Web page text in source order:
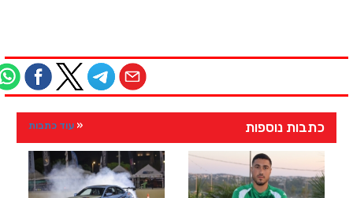
כתבות נוספות עוד כתבות